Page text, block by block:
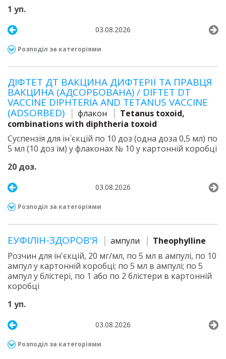
1 уп.
03.08.2026
Розподіл за категоріями
ДІФТЕТ ДТ ВАКЦИНА ДИФТЕРІЇ ТА ПРАВЦЯ
ВАКЦИНА (АДСОРБОВАНА) / DIFTET DT
VACCINE DIPHTERIA AND TETANUS VACCINE
(ADSORBED)
флакон
Tetanus toxoid,
combinations with diphtheria toxoid
Суспензія для ін`єкцій по 10 доз (одна доза 0,5 мл) по
5 мл (10 доз ім) у флаконах № 10 у картонній коробці
20 доз.
03.08.2026
Розподіл за категоріями
ЕУФІЛІН-ЗДОРОВ'Я ампули
Theophylline
Розчин для ін'єкцій, 20 мг/мл, по 5 мл в ампулі, по 10
ампул у картонній коробці; по 5 мл в ампулі; по 5
ампул у блістері, по 1 або по 2 блістери в картонній
коробці
1 уп.
03.08.2026
Розподіл за категоріями